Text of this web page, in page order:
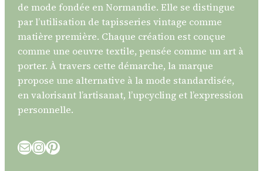
de mode fondée en Normandie. Elle se distingue
par l’utilisation de tapisseries vintage comme
matière première. Chaque création est conçue
comme une oeuvre textile, pensée comme un art à
porter. À travers cette démarche, la marque
propose une alternative à la mode standardisée,
en valorisant l’artisanat, l’upcycling et l’expression
personnelle.
E-mail InstagramPinterest